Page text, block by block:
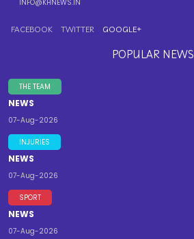
INFO@KHNEWS.IN
FACEBOOK TWITTER GOOGLE+
POPULAR NEWS
THE TEAM
NEWS
07-Aug-2026
INJURIES
NEWS
07-Aug-2026
SPORT
NEWS
07-Aug-2026